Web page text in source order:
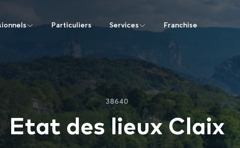
Particuliers Services Franchise
38640
Etat des lieux Claix